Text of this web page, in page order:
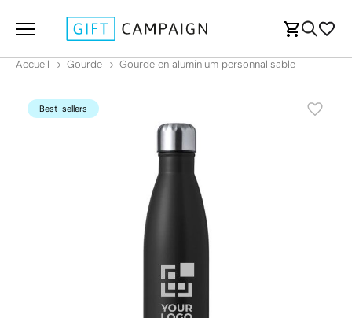
Accueil Gourde Gourde en aluminium personnalisable
Best-sellers